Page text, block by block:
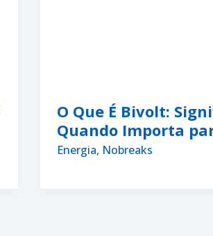
O Que É Bivolt:
Quando Importa
Energia, Nobreaks